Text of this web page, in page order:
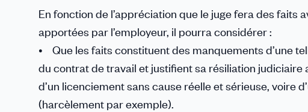
En fonction de l’appréciation que le juge fera des faits
apportées par l’employeur, il pourra considérer :
• Que les faits constituent des manquements d’une
du contrat de travail et justifient sa résiliation judiciaire
d’un licenciement sans cause réelle et sérieuse, voire
(harcèlement par exemple).